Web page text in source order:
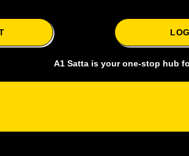
A1 Satta is your one-stop hub for